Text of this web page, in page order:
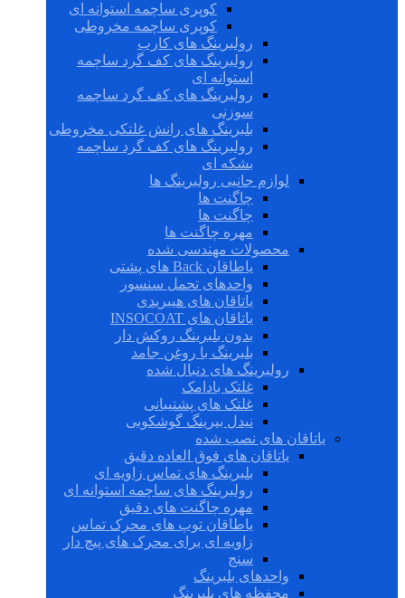
کوپری ساچمه استوانه ای
کوپری ساچمه مخروطی
رولبرینگ های کارب
رولبرینگ های کف گرد ساچمه
استوانه ای
رولبرینگ های کف گرد ساچمه
سوزنی
بلبرینگ های رانش غلتکی مخروطی
رولبرینگ های کف گرد ساچمه
بشکه ای
لوازم جانبی رولبرینگ ها
چاگنت ها
چاگنت ها
مهره چاگنت ها
محصولات مهندسی شده
یاطاقان Back های پشتی
واحدهای تحمل سنسور
یاتاقان های هیبریدی
یاتاقان های INSOCOAT
بدون بلبرینگ روکش دار
بلبرینگ با روغن جامد
رولبرینگ های دنبال شده
غلتک بادامک
غلتک های پشتیبانی
نیدل بیرینگ گوشکوبی
یاتاقان های نصب شده
یاتاقان های فوق العاده دقیق
بلبرینگ های تماس زاویه ای
رولبرینگ های ساچمه استوانه ای
مهره چاگنت های دقیق
یاطاقان توپ های محرک تماس
زاویه ای برای محرک های پیچ دار
سنج
واحدهای بلبرینگ
محفظه های بلبرینگ